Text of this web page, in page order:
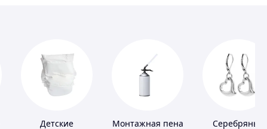
Детские
Монтажная пена
Серебряные